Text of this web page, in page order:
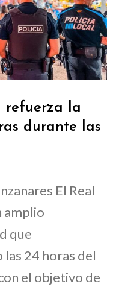
refuerza la
durante las
El Real
amplio
que
24 horas del
el objetivo de